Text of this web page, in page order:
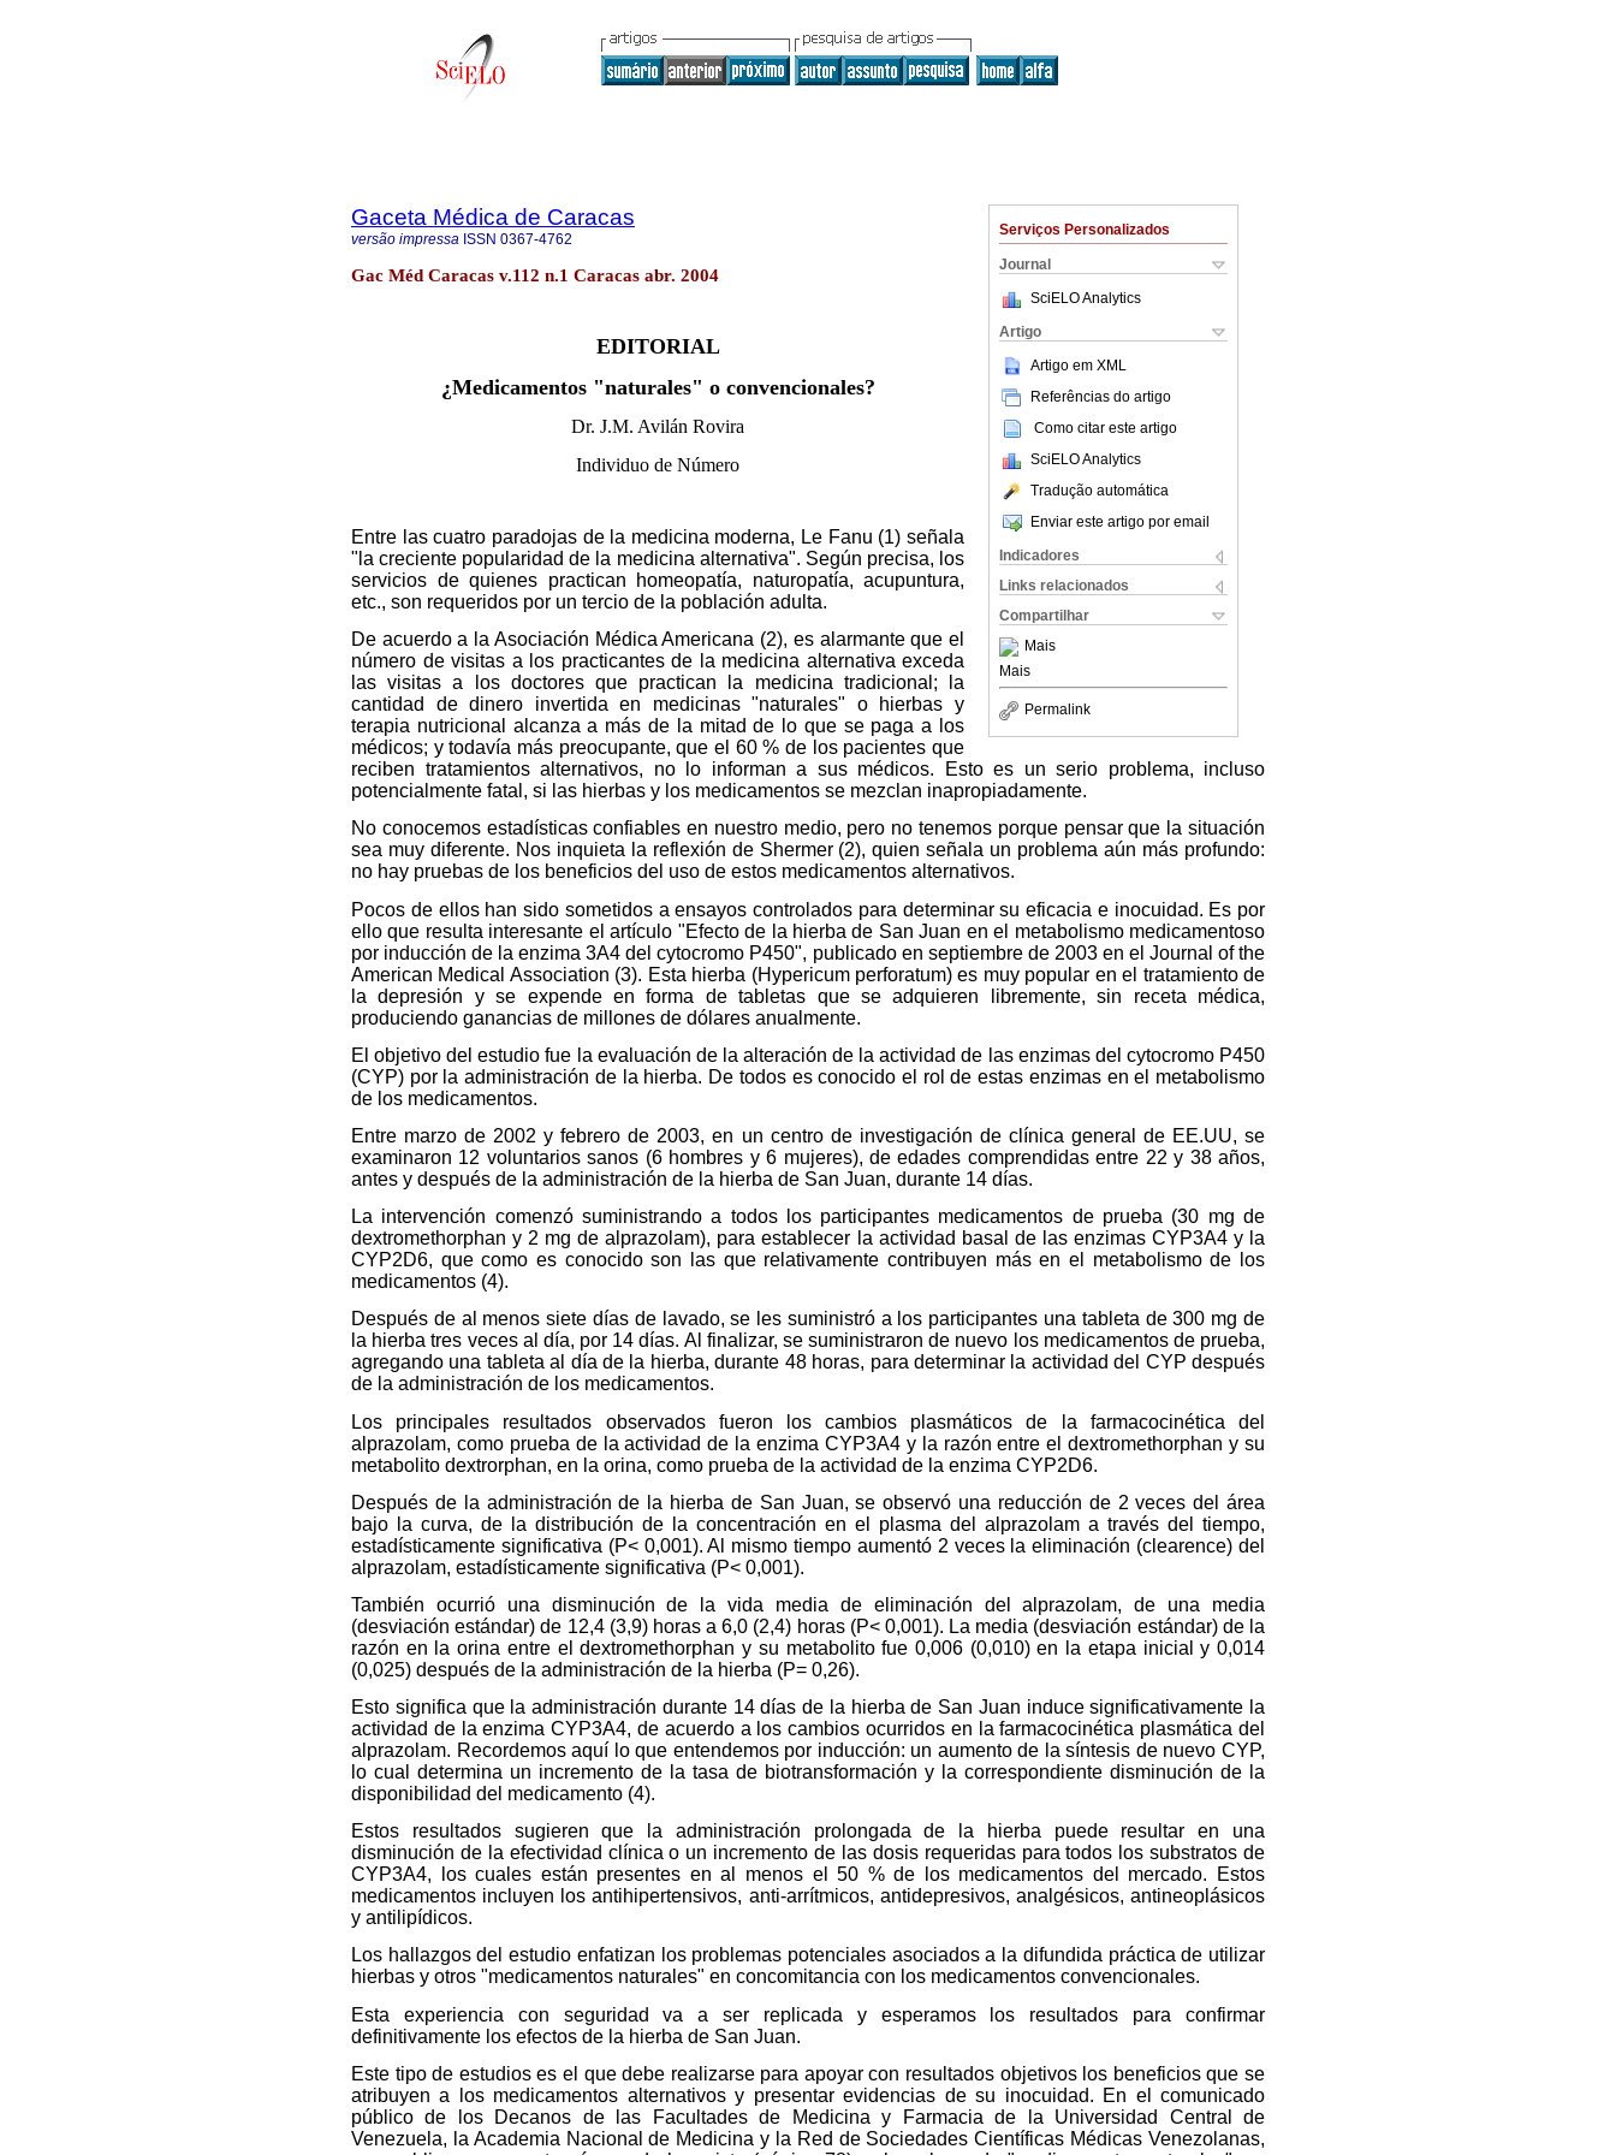
Serviços Personalizados
Journal
SciELO Analytics
Artigo
Artigo em XML
Referências do artigo
Como citar este artigo
SciELO Analytics
Tradução automática
Enviar este artigo por email
Indicadores
Links relacionados
Compartilhar
Mais
Mais
Permalink
Gaceta Médica de Caracas
versão impressa ISSN 0367-4762
Gac Méd Caracas v.112 n.1 Caracas abr. 2004
EDITORIAL
¿Medicamentos "naturales" o convencionales?
Dr. J.M. Avilán Rovira
Individuo de Número
Entre las cuatro paradojas de la medicina moderna, Le Fanu (1) señala
"la creciente popularidad de la medicina alternativa". Según precisa, los
servicios de quienes practican homeopatía, naturopatía, acupuntura,
etc., son requeridos por un tercio de la población adulta.
De acuerdo a la Asociación Médica Americana (2), es alarmante que el
número de visitas a los practicantes de la medicina alternativa exceda
las visitas a los doctores que practican la medicina tradicional; la
cantidad de dinero invertida en medicinas "naturales" o hierbas y
terapia nutricional alcanza a más de la mitad de lo que se paga a los
médicos; y todavía más preocupante, que el 60 % de los pacientes que
reciben tratamientos alternativos, no lo informan a sus médicos. Esto es un serio problema, incluso
potencialmente fatal, si las hierbas y los medicamentos se mezclan inapropiadamente.
No conocemos estadísticas confiables en nuestro medio, pero no tenemos porque pensar que la situación
sea muy diferente. Nos inquieta la reflexión de Shermer (2), quien señala un problema aún más profundo:
no hay pruebas de los beneficios del uso de estos medicamentos alternativos.
Pocos de ellos han sido sometidos a ensayos controlados para determinar su eficacia e inocuidad. Es por
ello que resulta interesante el artículo "Efecto de la hierba de San Juan en el metabolismo medicamentoso
por inducción de la enzima 3A4 del cytocromo P450", publicado en septiembre de 2003 en el Journal of the
American Medical Association (3). Esta hierba (Hypericum perforatum) es muy popular en el tratamiento de
la depresión y se expende en forma de tabletas que se adquieren libremente, sin receta médica,
produciendo ganancias de millones de dólares anualmente.
El objetivo del estudio fue la evaluación de la alteración de la actividad de las enzimas del cytocromo P450
(CYP) por la administración de la hierba. De todos es conocido el rol de estas enzimas en el metabolismo
de los medicamentos.
Entre marzo de 2002 y febrero de 2003, en un centro de investigación de clínica general de EE.UU, se
examinaron 12 voluntarios sanos (6 hombres y 6 mujeres), de edades comprendidas entre 22 y 38 años,
antes y después de la administración de la hierba de San Juan, durante 14 días.
La intervención comenzó suministrando a todos los participantes medicamentos de prueba (30 mg de
dextromethorphan y 2 mg de alprazolam), para establecer la actividad basal de las enzimas CYP3A4 y la
CYP2D6, que como es conocido son las que relativamente contribuyen más en el metabolismo de los
medicamentos (4).
Después de al menos siete días de lavado, se les suministró a los participantes una tableta de 300 mg de
la hierba tres veces al día, por 14 días. Al finalizar, se suministraron de nuevo los medicamentos de prueba,
agregando una tableta al día de la hierba, durante 48 horas, para determinar la actividad del CYP después
de la administración de los medicamentos.
Los principales resultados observados fueron los cambios plasmáticos de la farmacocinética del
alprazolam, como prueba de la actividad de la enzima CYP3A4 y la razón entre el dextromethorphan y su
metabolito dextrorphan, en la orina, como prueba de la actividad de la enzima CYP2D6.
Después de la administración de la hierba de San Juan, se observó una reducción de 2 veces del área
bajo la curva, de la distribución de la concentración en el plasma del alprazolam a través del tiempo,
estadísticamente significativa (P< 0,001). Al mismo tiempo aumentó 2 veces la eliminación (clearence) del
alprazolam, estadísticamente significativa (P< 0,001).
También ocurrió una disminución de la vida media de eliminación del alprazolam, de una media
(desviación estándar) de 12,4 (3,9) horas a 6,0 (2,4) horas (P< 0,001). La media (desviación estándar) de la
razón en la orina entre el dextromethorphan y su metabolito fue 0,006 (0,010) en la etapa inicial y 0,014
(0,025) después de la administración de la hierba (P= 0,26).
Esto significa que la administración durante 14 días de la hierba de San Juan induce significativamente la
actividad de la enzima CYP3A4, de acuerdo a los cambios ocurridos en la farmacocinética plasmática del
alprazolam. Recordemos aquí lo que entendemos por inducción: un aumento de la síntesis de nuevo CYP,
lo cual determina un incremento de la tasa de biotransformación y la correspondiente disminución de la
disponibilidad del medicamento (4).
Estos resultados sugieren que la administración prolongada de la hierba puede resultar en una
disminución de la efectividad clínica o un incremento de las dosis requeridas para todos los substratos de
CYP3A4, los cuales están presentes en al menos el 50 % de los medicamentos del mercado. Estos
medicamentos incluyen los antihipertensivos, anti-arrítmicos, antidepresivos, analgésicos, antineoplásicos
y antilipídicos.
Los hallazgos del estudio enfatizan los problemas potenciales asociados a la difundida práctica de utilizar
hierbas y otros "medicamentos naturales" en concomitancia con los medicamentos convencionales.
Esta experiencia con seguridad va a ser replicada y esperamos los resultados para confirmar
definitivamente los efectos de la hierba de San Juan.
Este tipo de estudios es el que debe realizarse para apoyar con resultados objetivos los beneficios que se
atribuyen a los medicamentos alternativos y presentar evidencias de su inocuidad. En el comunicado
público de los Decanos de las Facultades de Medicina y Farmacia de la Universidad Central de
Venezuela, la Academia Nacional de Medicina y la Red de Sociedades Científicas Médicas Venezolanas,